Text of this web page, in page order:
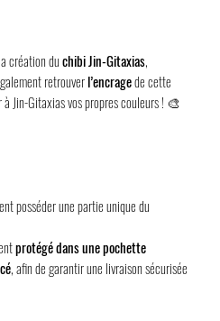
création duchibi Jin-Gitaxias,
retrouverl’encragede cette
à Jin-Gitaxias vos propres couleurs ! 🎨
posséder une partie unique du
protégé dans une pochette
, afin de garantir une livraison sécurisée